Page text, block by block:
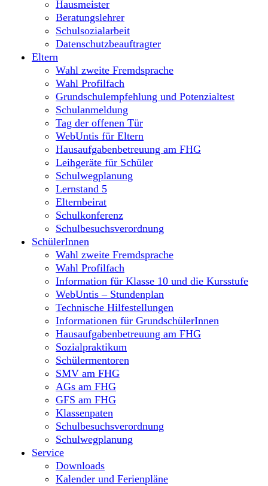
Hausmeister
Beratungslehrer
Schulsozialarbeit
Datenschutzbeauftragter
Eltern
Wahl zweite Fremdsprache
Wahl Profilfach
Grundschulempfehlung und Potenzialtest
Schulanmeldung
Tag der offenen Tür
WebUntis für Eltern
Hausaufgabenbetreuung am FHG
Leihgeräte für Schüler
Schulwegplanung
Lernstand 5
Elternbeirat
Schulkonferenz
Schulbesuchsverordnung
SchülerInnen
Wahl zweite Fremdsprache
Wahl Profilfach
Information für Klasse 10 und die Kursstufe
WebUntis – Stundenplan
Technische Hilfestellungen
Informationen für GrundschülerInnen
Hausaufgabenbetreuung am FHG
Sozialpraktikum
Schülermentoren
SMV am FHG
AGs am FHG
GFS am FHG
Klassenpaten
Schulbesuchsverordnung
Schulwegplanung
Service
Downloads
Kalender und Ferienpläne